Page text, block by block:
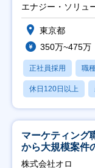
エナジー・ソリュ
東京都
350万~475万
正社員採用 職
休日120日以上
マーケティング
から大規模案件
修充実】
株式会社オロ